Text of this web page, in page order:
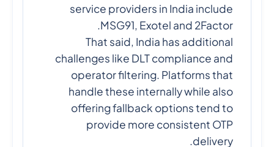
service providers in India include
MSG91, Exotel and 2Factor.
That said, India has additional
challenges like DLT compliance and
operator filtering. Platforms that
handle these internally while also
offering fallback options tend to
provide more consistent OTP
delivery.